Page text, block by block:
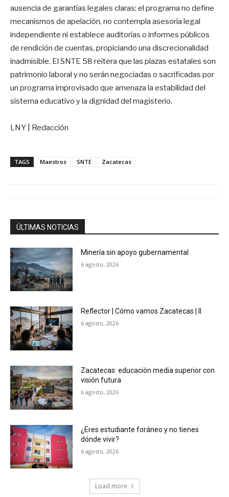
ausencia de garantías legales claras: el programa no define
mecanismos de apelación, no contempla asesoría legal
independiente ni establece auditorías o informes públicos
de rendición de cuentas, propiciando una discrecionalidad
inadmisible. El SNTE 58 reitera que las plazas estatales son
patrimonio laboral y no serán negociadas o sacrificadas por
un programa improvisado que amenaza la estabilidad del
sistema educativo y la dignidad del magisterio.
LNY | Redacción
TAGS Maestros SNTE Zacatecas
ÚLTIMAS NOTICIAS
Minería sin apoyo gubernamental
6 agosto, 2026
Reflector | Cómo vamos Zacatecas | II
6 agosto, 2026
Zacatecas: educación media superior con
visión futura
6 agosto, 2026
¿Eres estudiante foráneo y no tienes
dónde vivir?
6 agosto, 2026
Load more